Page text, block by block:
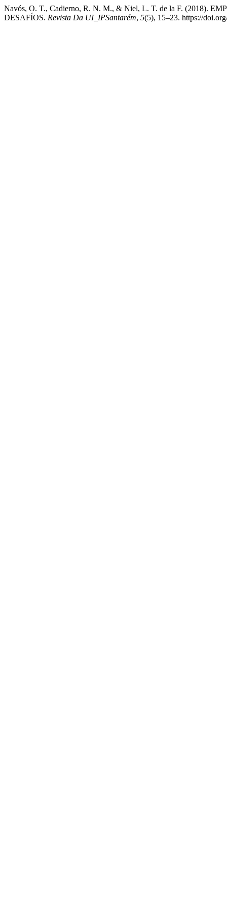
Navós, O. T., Cadierno, R. N. M., & Niel, L. T. de la F. (2018).
DESAFÍOS. Revista Da UI_IPSantarém, 5(5), 15–23. https://